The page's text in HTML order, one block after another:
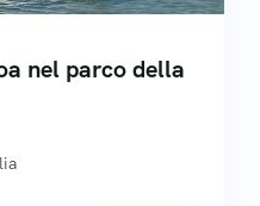
nel parco della